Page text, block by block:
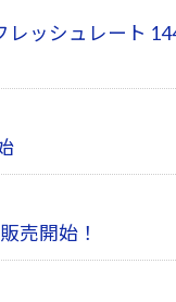
ッシュレート
売開始！